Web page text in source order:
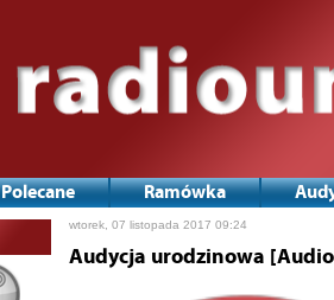
Polecane Ramówka
wtorek, 07 listopada 2017 09:24
Audycja urodzinowa